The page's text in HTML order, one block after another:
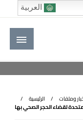
العربي
الرئيسية
وملفات
لقضاء الحجر الصحي بها
العربية